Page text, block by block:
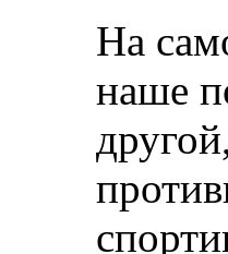
На
наше